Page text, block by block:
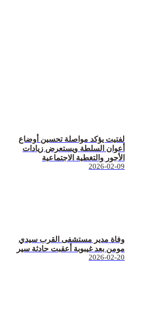
لفتيت يؤكد مواصلة تحسين أوضاع
أعوان السلطة ويستعرض زيادات
الأجور والتغطية الاجتماعية
2026-02-09
وفاة مدير مستشفى القرب سيدي
مومن بعد غيبوبة أعقبت حادثة سير
2026-02-20